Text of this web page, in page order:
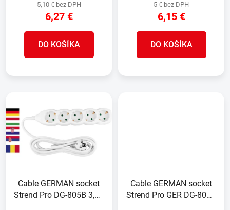
5,10 € bez DPH
6,27 €
DO KOŠÍKA
5 € bez DPH
6,15 €
DO KOŠÍKA
Cable GERMAN socket
Strend Pro DG-805B 3,00
Cable GERMAN socket
Strend Pro GER DG-805B